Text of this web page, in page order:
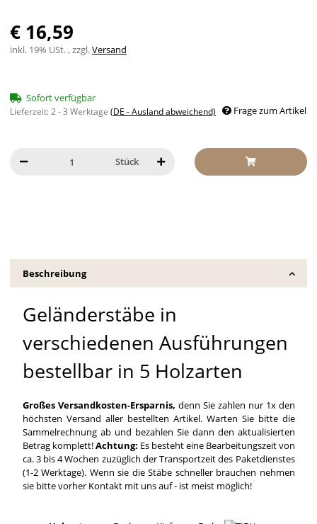
€ 16,59
inkl. 19% USt. , zzgl.Versand
Sofort verfügbar
Lieferzeit:2 - 3 Werktage (DE - Ausland abweichend) Frage zum Artikel
Stück
Beschreibung
Geländerstäbe in
verschiedenen Ausführungen
bestellbar in 5 Holzarten
Großes Versandkosten-Ersparnis, denn Sie zahlen nur 1x den
höchsten Versand aller bestellten Artikel. Warten Sie bitte die
Sammelrechnung ab und bezahlen Sie dann den aktualisierten
Betrag komplett!Achtung: Es besteht eine Bearbeitungszeit von
ca. 3 bis 4 Wochen zuzüglich der Transportzeit des Paketdienstes
(1-2 Werktage). Wenn sie die Stäbe schneller brauchen nehmen
sie bitte vorher Kontakt mit uns auf - ist meist möglich!